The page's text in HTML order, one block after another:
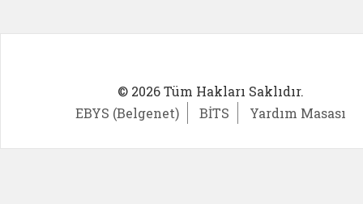
© 2026 Tüm Hakları Saklıdır.
EBYS (Belgenet)
BİTS Yardım Masası